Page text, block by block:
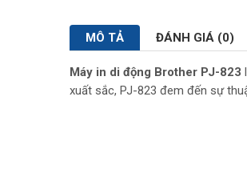
MÔ TẢ ĐÁNH GIÁ (0)
Máy in di động Brother PJ-823
xuất sắc, PJ-823 đem đến sự